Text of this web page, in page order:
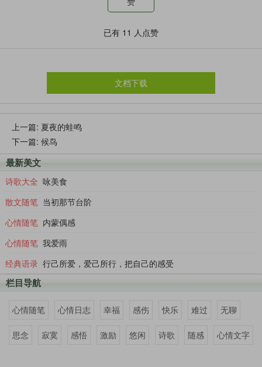
已有 11 人点赞
文档下载
上一篇: 夏夜的蛙鸣
下一篇: 候鸟
最新美文
诗歌大全 咏美食
散文随笔 当初那节台阶
心情随笔 内蒙偶感
心情随笔 我爱雨
经典语录 行己所爱，爱己所行，把自己的感受
栏目导航
心情随笔 心情日志 幸福 感伤 快乐 难过 无聊
思念 寂寞 感悟 激励 悠闲 诗歌 随感 心情文字